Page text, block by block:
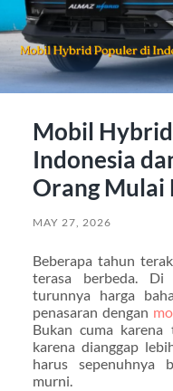
Mobil
Indonesia
Orang
MAY 27, 2026
Beberapa tahun
terasa berbeda.
turunnya harga
penasaran dengan
Bukan cuma karena
karena dianggap
harus sepenuhnya
murni.